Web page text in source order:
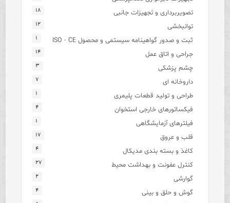
تصویربرداری و تجهیزات جانبی ۱۸
توانبخشی ۱۲
ثبت و صدور گواهینامه سیستمی و محصول ISO - CE ۱
جراحی و اتاق عمل ۱۴
چشم پزشکی ۳
داروخانه ای ۷
طراحی و تولید قطعات پلیمری ۱
فیکساتورهای خارجی استخوان ۴
فیلترهای آزمایشگاهی ۱
قلب و عروق ۱۷
کاغذ و بسته بندی مدیکال ۴
کنترل عفونت و بهداشت محیط ۲۷
گوارشی ۲
گوش و حلق و بینی ۴